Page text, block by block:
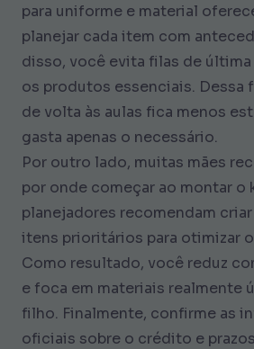
para uniforme e material
planejar cada item com
disso, você evita filas de última
os produtos essenciais. Dessa
de volta às aulas fica menos
gasta apenas o necessário.
Por outro lado, muitas mães
por onde começar ao montar o
planejadores recomendam
itens prioritários para otimizar
Como resultado, você reduz
e foca em materiais realmente
filho. Finalmente, confirme as
oficiais sobre o crédito e